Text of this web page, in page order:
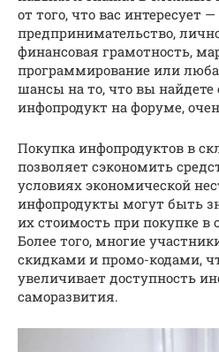
от того, что вас интересует
предпринимательство,
финансовая грамотность,
программирование или
шансы на то, что вы
инфопродукт на форуме,
Покупка инфопродуктов в
позволяет сэкономить
условиях экономической
инфопродукты могут быть
их стоимость при покупке
Более того, многие
скидками и промо-кодами,
увеличивает доступность
саморазвития.